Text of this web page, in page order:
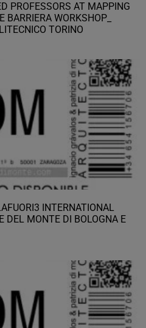
PROFESSORS AT MAPPING
WORKSHOP_
TORINO
INTERNATIONAL
DEL MONTE DI BOLOGNA E